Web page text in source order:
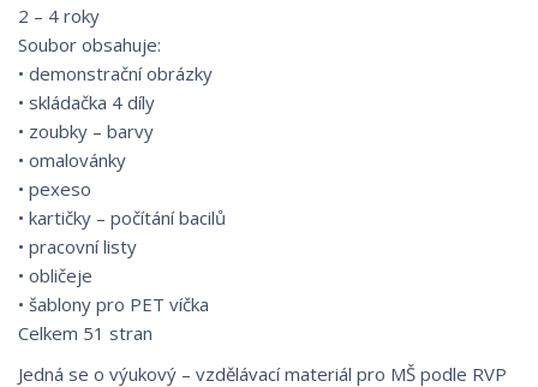
2 – 4 roky
Soubor obsahuje:
• demonstrační obrázky
• skládačka 4 díly
• zoubky – barvy
• omalovánky
• pexeso
• kartičky – počítání bacilů
• pracovní listy
• obličeje
• šablony pro PET víčka
Celkem 51 stran
Jedná se o výukový – vzdělávací materiál pro MŠ podle RVP